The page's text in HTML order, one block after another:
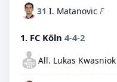
31 I. Matanovic F
1. FC Köln 4-4-2
All. Lukas Kwasniok